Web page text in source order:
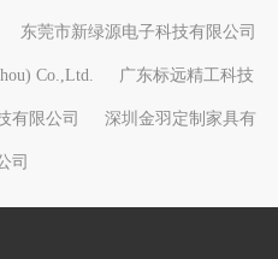
东莞市新绿源电子科技有限公司
Co.,Ltd. 广东标远精工科技
有限公司 深圳金羽定制家具有
司